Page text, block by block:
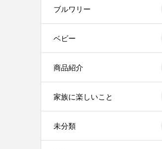
ブルワリー
ベビー
商品紹介
家族に楽しいこと
未分類